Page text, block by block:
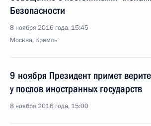
Безопасности
8 ноября 2016 года, 15:45
Москва, Кремль
9 ноября Президент примет
у послов иностранных государств
8 ноября 2016 года, 15:00